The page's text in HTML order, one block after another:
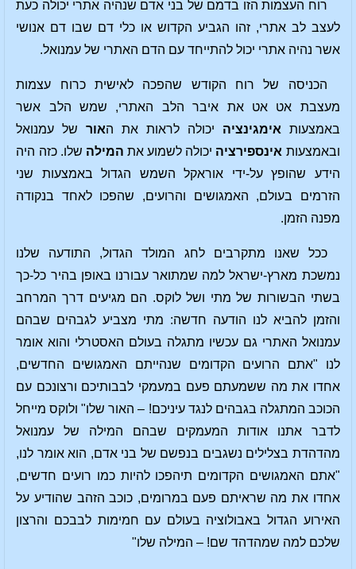
רוח העצמות הזו בדמם של בני אדם שנהיה אתרי יכולה כעת
לעצב לב אתרי, זהו הגביע הקדוש או כלי דם שבו דם אנושי
אשר נהיה אתרי יכול להתייחד עם הדם האתרי של עמנואל.
הכניסה של רוח הקודש שהפכה לאישית כרוח עצמות
מעצבת אט אט את איבר הלב האתרי, שמש הלב אשר
באמצעות אימגינציה יכולה לראות את האורשל עמנואל
ובאמצעות אינספירציה יכולה לשמוע את המילה שלו. כזה היה
הידע שהופץ על-ידי אוראקל השמש הגדול באמצעות שני
הזרמים בעולם, האמגושים והרועים, שהפכו לאחד בנקודה
מפנה הזמן.
ככל שאנו מתקרבים לחג המולד הגדול, התודעה שלנו
נמשכת מארץ-ישראל למה שמתואר עבורנו באופן בהיר כל-כך
בשתי הבשורות של מתי ושל לוקס. הם מגיעים דרך המרחב
והזמן להביא לנו הודעה חדשה: מתי מצביע לגבהים שבהם
עמנואל האתרי גם עכשיו מתגלה בעולם האסטרלי והוא אומר
לנו "אתם הרועים הקדומים שנהייתם האמגושים החדשים,
אחדו את מה ששמעתם פעם במעמקי לבבותיכם ורצונכם עם
הכוכב המתגלה בגבהים לנגד עיניכם! – האור שלו" ולוקס מייחל
לדבר אתנו אודות המעמקים שבהם המילה של עמנואל
מהדהדת בצלילים נשגבים בנפשם של בני אדם, הוא אומר לנו,
"אתם האמגושים הקדומים תיהפכו להיות כמו רועים חדשים,
אחדו את מה שראיתם פעם במרומים, כוכב הזהב שהודיע על
האירוע הגדול באבולוציה בעולם עם חמימות לבבכם והרצון
שלכם למה שמהדהד שם! – המילה שלו"